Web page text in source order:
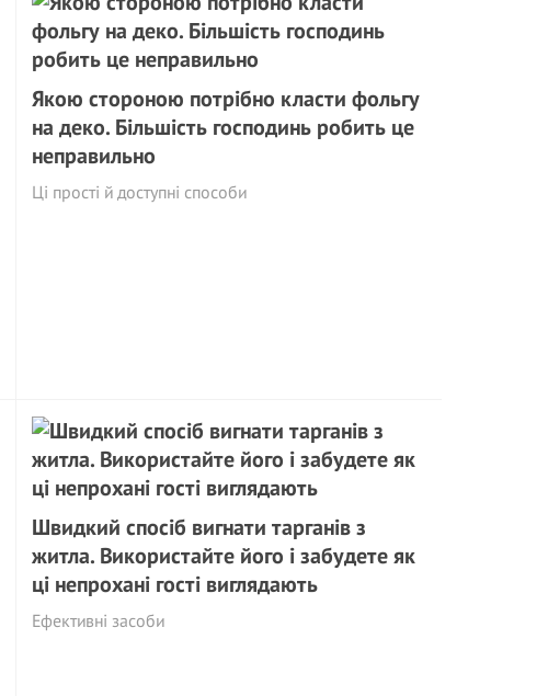
Якою стороною потрібно класти фольгу
на деко. Більшість господинь робить це
неправильно
Ці прості й доступні способи
Швидкий спосіб вигнати тарганів з
житла. Використайте його і забудете як
ці непрохані гості виглядають
Ефективні засоби